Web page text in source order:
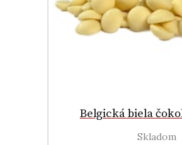
Belgická biela
Skladom